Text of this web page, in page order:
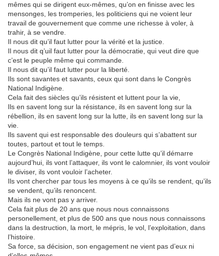
mêmes qui se dirigent eux-mêmes, qu’on en finisse avec les
mensonges, les tromperies, les politiciens qui ne voient leur
travail de gouvernement que comme une richesse à voler, à
trahir, à se vendre.
Il nous dit qu’il faut lutter pour la vérité et la justice.
Il nous dit q’uil faut lutter pour la démocratie, qui veut dire que
c’est le peuple même qui commande.
Il nous dit qu’il faut lutter pour la liberté.
Ils sont savantes et savants, ceux qui sont dans le Congrès
National Indigène.
Cela fait des siècles qu’ils résistent et luttent pour la vie,
Ils en savent long sur la résistance, ils en savent long sur la
rébellion, ils en savent long sur la lutte, ils en savent long sur la
vie.
Ils savent qui est responsable des douleurs qui s’abattent sur
toutes, partout et tout le temps.
Le Congrès National Indigène, pour cette lutte qu’il démarre
aujourd’hui, ils vont l’attaquer, ils vont le calomnier, ils vont vouloir
le diviser, ils vont vouloir l’acheter.
Ils vont chercher par tous les moyens à ce qu’ils se rendent, qu’ils
se vendent, qu’ils renoncent.
Mais ils ne vont pas y arriver.
Cela fait plus de 20 ans que nous nous connaissons
personellement, et plus de 500 ans que nous nous connaissons
dans la destruction, la mort, le mépris, le vol, l’exploitation, dans
l’histoire.
Sa force, sa décision, son engagement ne vient pas d’eux ni